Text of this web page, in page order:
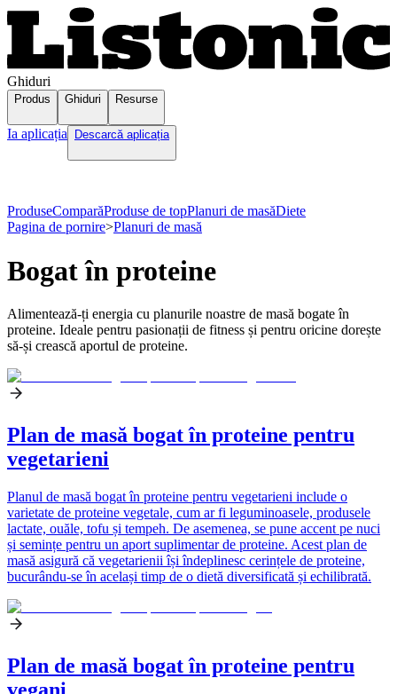
Ghiduri
Produs Ghiduri Resurse
Ia aplicația Descarcă aplicația
ProduseComparăProduse de topPlanuri de masăDiete
Pagina de pornire>Planuri de masă
Bogat în proteine
Alimentează-ți energia cu planurile noastre de masă bogate în
proteine. Ideale pentru pasionații de fitness și pentru oricine dorește
să-și crească aportul de proteine.
Plan de masă bogat în proteine pentru
vegetarieni
Planul de masă bogat în proteine pentru vegetarieni include o
varietate de proteine vegetale, cum ar fi leguminoasele, produsele
lactate, ouăle, tofu și tempeh. De asemenea, se pune accent pe nuci
și semințe pentru un aport suplimentar de proteine. Acest plan de
masă asigură că vegetarienii își îndeplinesc cerințele de proteine,
bucurându-se în același timp de o dietă diversificată și echilibrată.
Plan de masă bogat în proteine pentru